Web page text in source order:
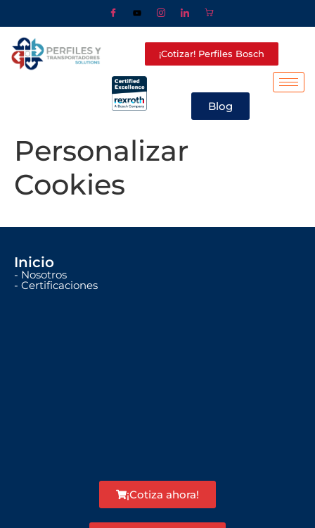
¡Cotizar! Perfiles Bosch
Blog
Personalizar
Cookies
Inicio
- Nosotros
- Certificaciones
¡Cotiza ahora!